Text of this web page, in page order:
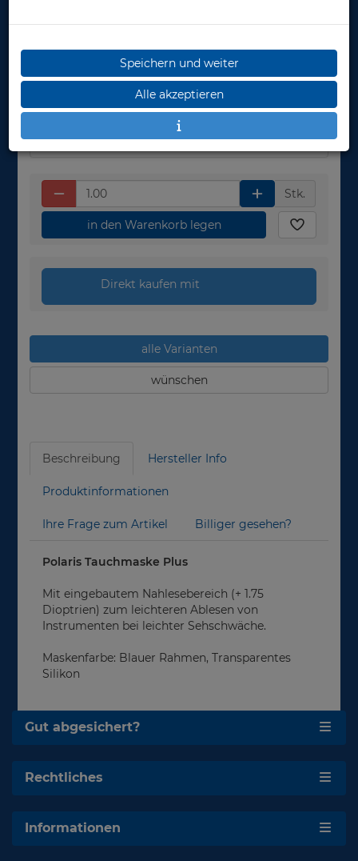
158,00 €*
in 1-3
Stk.
in den Warenkorb legen
Direkt kaufen mit
alle Varianten
wünschen
Beschreibung Hersteller Info
Produktinformationen
Ihre Frage zum Artikel Billiger gesehen?
Polaris Tauchmaske Plus
Mit eingebautem Nahlesebereich (+ 1.75
Dioptrien) zum leichteren Ablesen von
Instrumenten bei leichter Sehschwäche.
Maskenfarbe: Blauer Rahmen, Transparentes
Silikon
Gut abgesichert?
Rechtliches
Informationen
Speichern und weiter
Alle akzeptieren